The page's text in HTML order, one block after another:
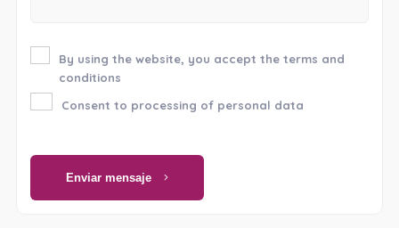
By using the website, you accept the terms and
conditions
Consent to processing of personal data
Enviar mensaje